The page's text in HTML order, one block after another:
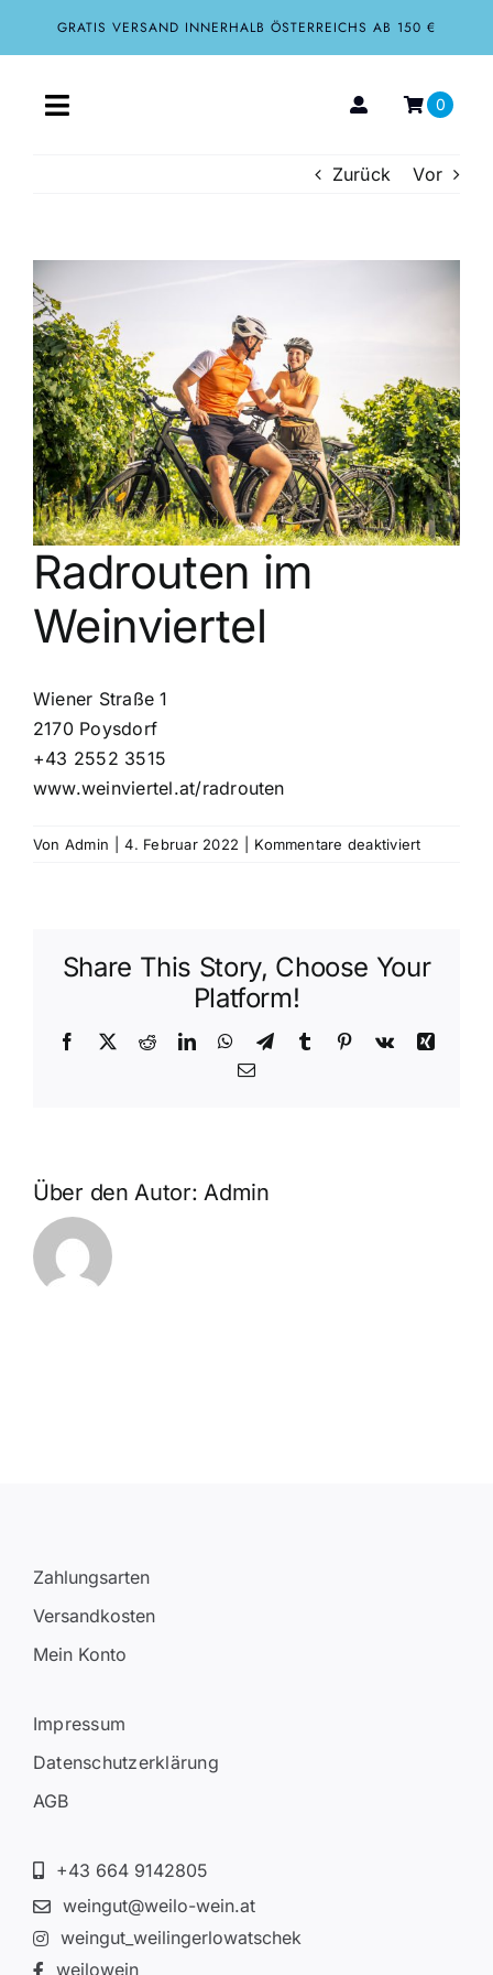
GRATIS VERSAND INNERHALB ÖSTERREICHS AB 150 €
Toggle
Aktuelles
Über uns
Shop
Tourismus
Kontakt
0
Zurück Vor
grösseres
Bild
Radrouten im
Weinviertel
Wiener Straße 1
2170 Poysdorf
+43 2552 3515
www.weinviertel.at/radrouten
Von Admin 4. Februar 2022 Kommentare deaktiviertfür
Share This Story, Choose Your
Platform!
Facebook
X RedditLinkedInWhatsApp
TelegramTumblr Pinterest
Vk
Xing
E-
Über den Autor:Admin
Zahlungsarten
Versandkosten
Mein Konto
Impressum
Datenschutzerklärung
AGB
+43 664 9142805
weingut@weilo-wein.at
weingut_weilingerlowatschek
weilowein